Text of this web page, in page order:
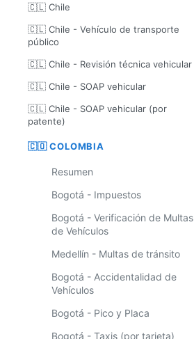
🇨🇱 Chile
🇨🇱 Chile - Vehículo de transporte
público
🇨🇱 Chile - Revisión técnica vehicular
🇨🇱 Chile - SOAP vehicular
🇨🇱 Chile - SOAP vehicular (por
patente)
🇨🇴 COLOMBIA
Resumen
Bogotá - Impuestos
Bogotá - Verificación de Multas
de Vehículos
Medellín - Multas de tránsito
Bogotá - Accidentalidad de
Vehículos
Bogotá - Pico y Placa
Bogotá - Taxis (por tarjeta)